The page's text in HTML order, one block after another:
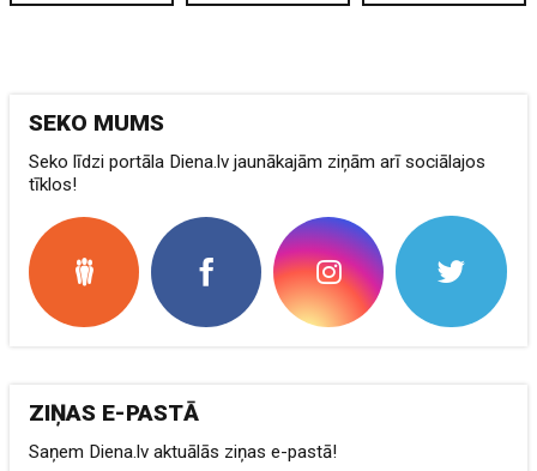
SEKO MUMS
Seko līdzi portāla Diena.lv jaunākajām ziņām arī sociālajos
tīklos!
ZIŅAS E-PASTĀ
Saņem Diena.lv aktuālās ziņas e-pastā!